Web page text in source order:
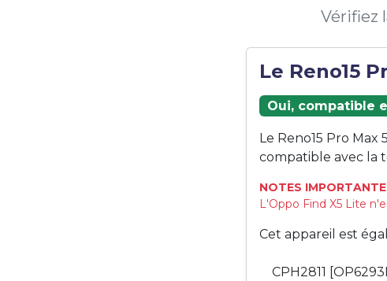
Vérifiez
Le Reno15
Oui, compatible
Le Reno15 Pro
compatible avec la
NOTES
L'Oppo Find X5 Lite
Cet appareil est
CPH2811